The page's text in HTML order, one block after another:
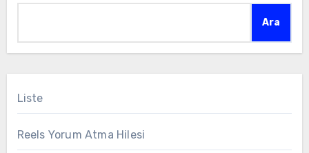
Ara
Liste
Reels Yorum Atma Hilesi